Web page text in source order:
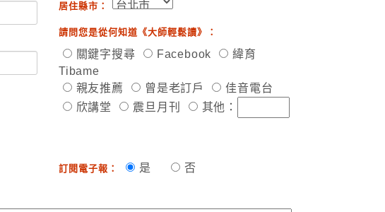
居住縣市：
請問您是從何知道《大師輕鬆讀》：
關鍵字搜尋 Facebook
緯育
Tibame
親友推薦
曾是老訂戶
佳音電台
欣講堂
震旦月刊 其他：
訂閱電子報： 是 否